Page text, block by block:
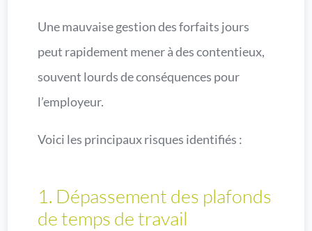
Une mauvaise gestion des forfaits jours
peut rapidement mener à des contentieux,
souvent lourds de conséquences pour
l’employeur.
Voici les principaux risques identifiés :
1. Dépassement des plafonds
de temps de travail